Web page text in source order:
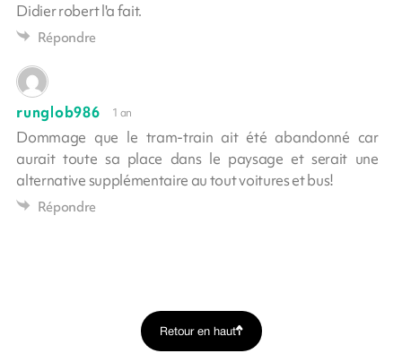
Didier robert l'a fait.
Répondre
runglob986 1 an
Dommage que le tram-train ait été abandonné car
aurait toute sa place dans le paysage et serait une
alternative supplémentaire au tout voitures et bus!
Répondre
Retour en haut